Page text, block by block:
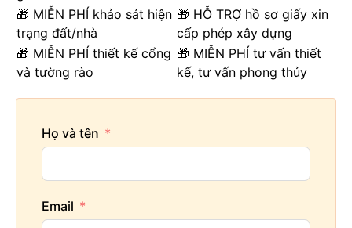
🎁 MIỄN PHÍ khảo sát hiện
trạng đất/nhà
🎁 HỖ TRỢ hồ sơ giấy xin
cấp phép xây dựng
🎁 MIỄN PHÍ thiết kế cổng
và tường rào
🎁 MIỄN PHÍ tư vấn thiết
kế, tư vấn phong thủy
Họ và tên
Email